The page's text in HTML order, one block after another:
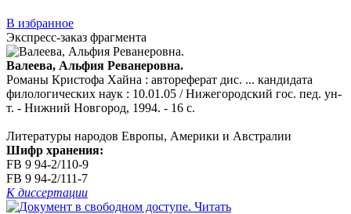
В избранное
Экспресс-заказ фрагмента
Валеева, Альфия Реванеровна.
Романы Кристофа Хайна : автореферат дис. ... кандидата
филологических наук : 10.01.05 / Нижегородский гос. пед. ун-
т. - Нижний Новгород, 1994. - 16 с.
Литературы народов Европы, Америки и Австралии
Шифр хранения:
FB 9 94-2/110-9
FB 9 94-2/111-7
К диссертации
Читать